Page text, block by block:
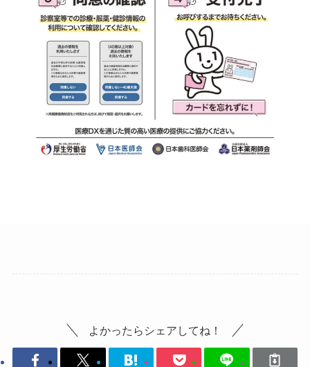
よかったらシェアしてね！